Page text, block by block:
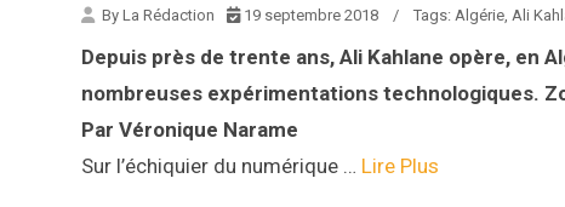
By La Rédaction 19 septembre 2018 / Tags: Algérie, Ali
Depuis près de trente ans, Ali Kahlane opère, en
nombreuses expérimentations technologiques.
Par Véronique Narame
Sur l’échiquier du numérique … Lire Plus